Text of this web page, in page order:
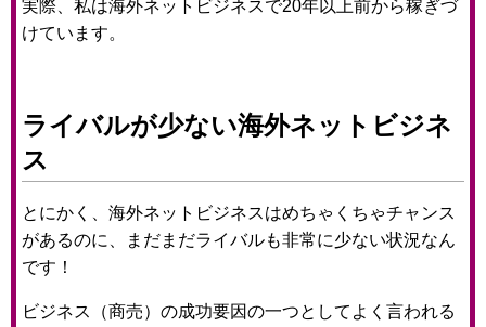
実際、私は海外ネットビジネスで20年以上前から稼ぎづ
けています。
ライバルが少ない海外ネットビジネ
ス
とにかく、海外ネットビジネスはめちゃくちゃチャンス
があるのに、まだまだライバルも非常に少ない状況なん
です！
ビジネス（商売）の成功要因の一つとしてよく言われる